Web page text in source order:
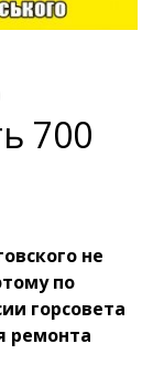
700
не
по
горсовета
ремонта